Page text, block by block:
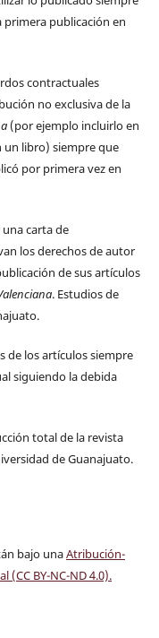
publicación en
contractuales
no exclusiva de la
(por ejemplo incluirlo en
libro) siempre que
por primera vez en
carta de
los derechos de autor
de sus artículos
. Estudios de
de los artículos siempre
siguiendo la debida
total de la revista
de Guanajuato.
bajo unaAtribución-
(CC BY-NC-ND 4.0).